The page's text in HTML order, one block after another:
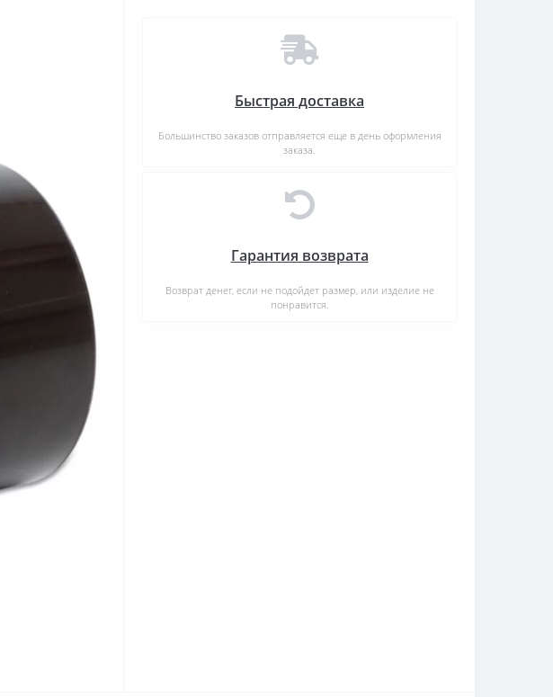
Быстрая доставка
Большинство заказов отправляется еще в день оформления
заказа.
Гарантия возврата
Возврат денег, если не подойдет размер, или изделие не
понравится.